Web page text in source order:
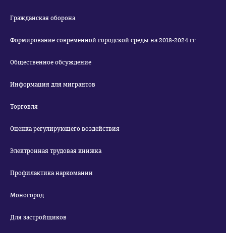
Гражданская оборона
Формирование современной городской среды на 2018-2024 гг
Общественное обсуждение
Информация для мигрантов
Торговля
Оценка регулирующего воздействия
Электронная трудовая книжка
Профилактика наркомании
Моногород
Для застройщиков